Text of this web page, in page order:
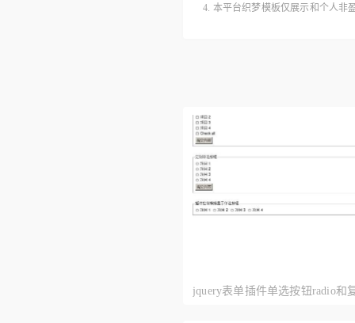
4. 本平台织梦模板仅展示和个人非
jquery表单插件单选按钮radio和